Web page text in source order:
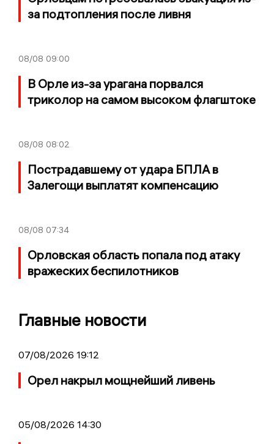
за подтопления после ливня
08/08 09:00
В Орле из-за урагана порвался
триколор на самом высоком флагштоке
08/08 08:02
Пострадавшему от удара БПЛА в
Залегощи выплатят компенсацию
08/08 07:34
Орловская область попала под атаку
вражеских беспилотников
Главные новости
07/08/2026 19:12
Орел накрыл мощнейший ливень
05/08/2026 14:30